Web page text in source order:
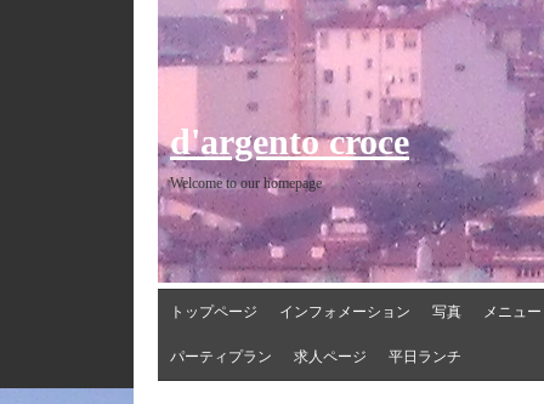
d'argento croce
Welcome to our homepage
トップページ インフォメーション 写真 メニュー
パーティプラン 求人ページ 平日ランチ